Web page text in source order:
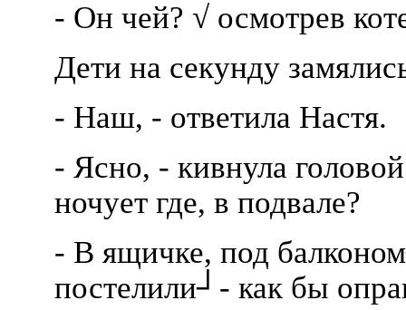
- Он чей? √ осмотрев
Дети на секунду
- Наш, - ответила Настя.
- Ясно, - кивнула
ночует где, в подвале?
- В ящичке, под
постелили┘- как бы